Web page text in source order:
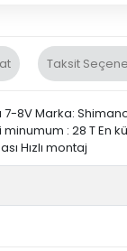
Taksit
7-8V Marka:
: 28 T En
Hızlı montaj